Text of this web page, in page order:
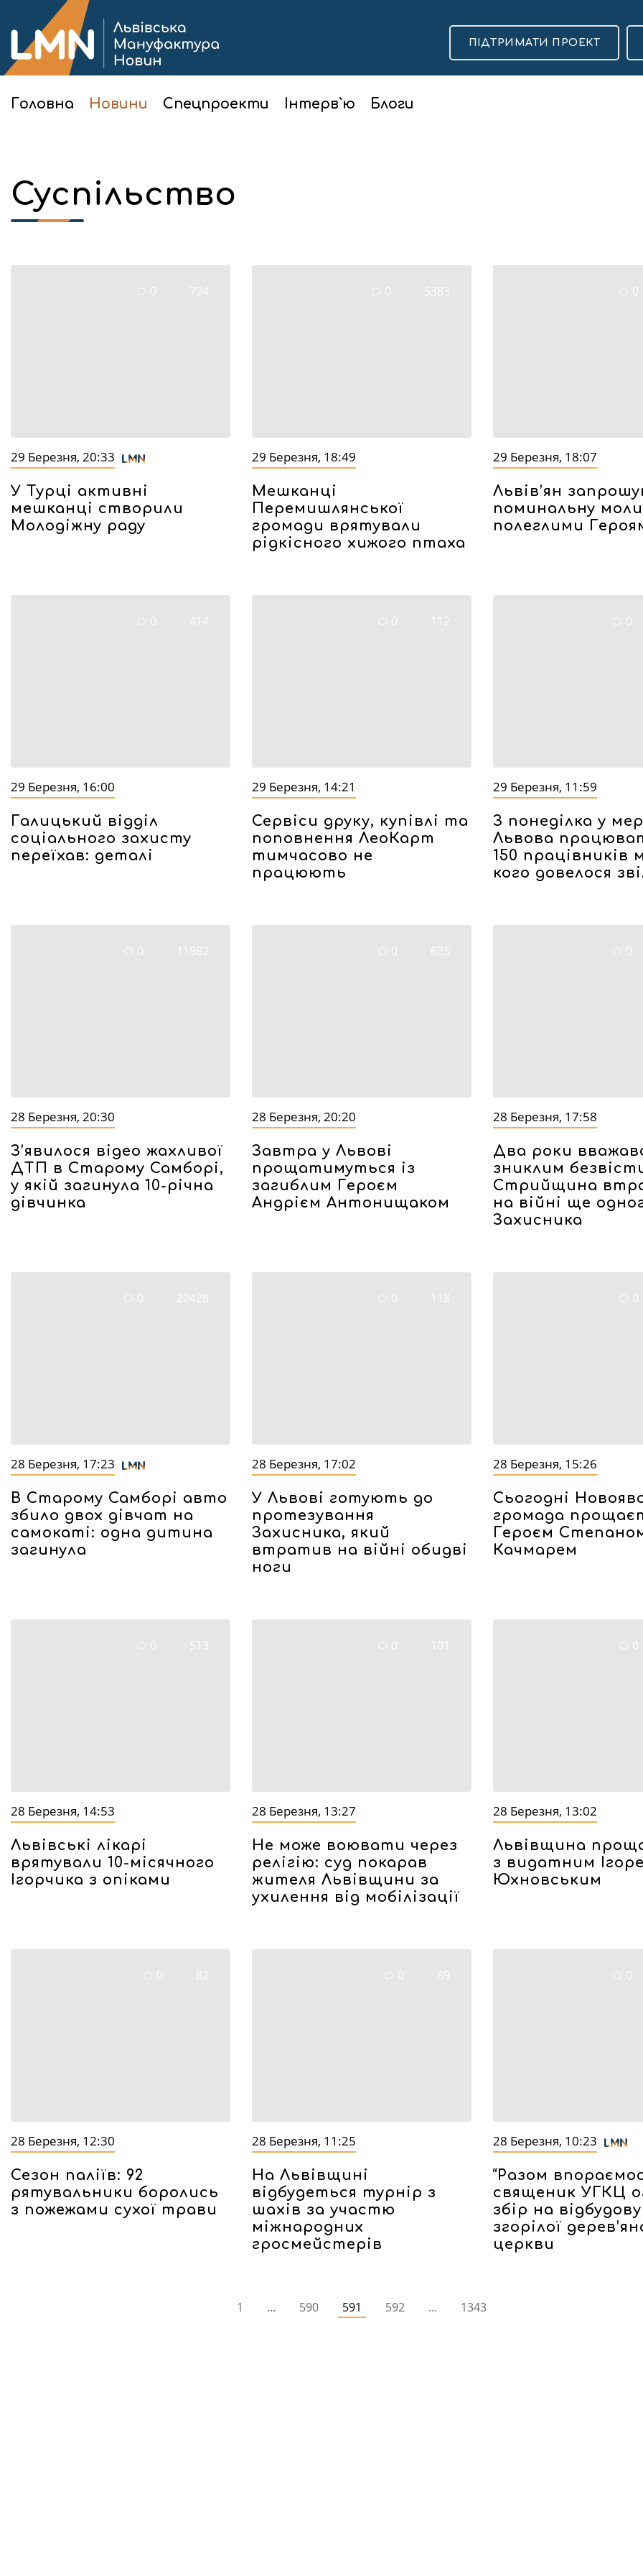
Головна Новини Спецпроекти Інтерв`ю Блоги
ПІДТРИМАТИ ПРОЕКТ
Суспільство
0 724
29 Березня, 20:33
У Турці активні
мешканці створили
Молодіжну раду
0 5383
29 Березня, 18:49
Мешканці
Перемишлянської
громади врятували
рідкісного хижого птаха
0
29 Березня, 18:07
Львів’ян
поминальну
полеглими
0 414
29 Березня, 16:00
Галицький відділ
соціального захисту
переїхав: деталі
0 112
29 Березня, 14:21
Сервіси друку, купівлі та
поповнення ЛеоКарт
тимчасово не
працюють
0
29 Березня, 11:59
З понеділка у
Львова
150 працівників
кого довелося
0 11982
28 Березня, 20:30
З’явилося відео жахливої
ДТП в Старому Самборі,
у якій загинула 10-річна
дівчинка
0 625
28 Березня, 20:20
Завтра у Львові
прощатимуться із
загиблим Героєм
Андрієм Антонищаком
0
28 Березня, 17:58
Два роки
зниклим
Стрийщина
на війні ще
Захисника
0 22428
28 Березня, 17:23
В Старому Самборі авто
збило двох дівчат на
самокаті: одна дитина
загинула
0 118
28 Березня, 17:02
У Львові готують до
протезування
Захисника, який
втратив на війні обидві
ноги
0
28 Березня, 15:26
Сьогодні
громада
Героєм
Качмарем
0 513
28 Березня, 14:53
Львівські лікарі
врятували 10-місячного
Ігорчика з опіками
0 101
28 Березня, 13:27
Не може воювати через
релігію: суд покарав
жителя Львівщини за
ухилення від мобілізації
0
28 Березня, 13:02
Львівщина
з видатним
Юхновським
0 82
28 Березня, 12:30
Сезон паліїв: 92
рятувальники боролись
з пожежами сухої трави
0 89
28 Березня, 11:25
На Львівщині
відбудеться турнір з
шахів за участю
міжнародних
гросмейстерів
0
28 Березня, 10:23
“Разом
священик УГКЦ
збір на відбудову
згорілої
церкви
1 ... 590 591 592 ... 1343